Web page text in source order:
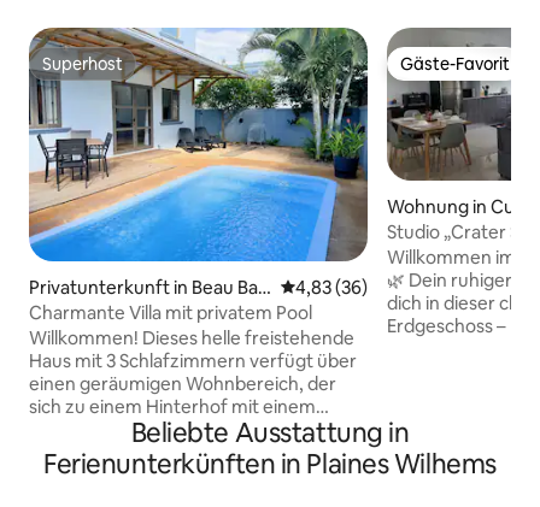
Superhost
Superhost
Privatunterkunft in Beau Bas
sin-Rose Hill
Durchschnittliche Bewertung:
4,83 (36)
Charmante Villa mit privatem Pool
Willkommen! Dieses helle freistehende
Haus mit 3 Schlafzimmern verfügt über
einen geräumigen Wohnbereich, der
sich zu einem Hinterhof mit einem
privaten Pool öffnet. Genieße eine voll
ausgestattete Küche, kostenlose
Parkplätze und absolute Privatsphäre –
Gäste-Favorit
Gäste-Favorit
Wohnung in
Studio „Crater
Willkommen im
🌿 Dein ruhiger
dich in dieser
Erdgeschoss –
bietet einen
Zugang ohne
gemütlichen,
Beliebte Ausstattung in
Ferienunterkünften in Plaines Wilhems